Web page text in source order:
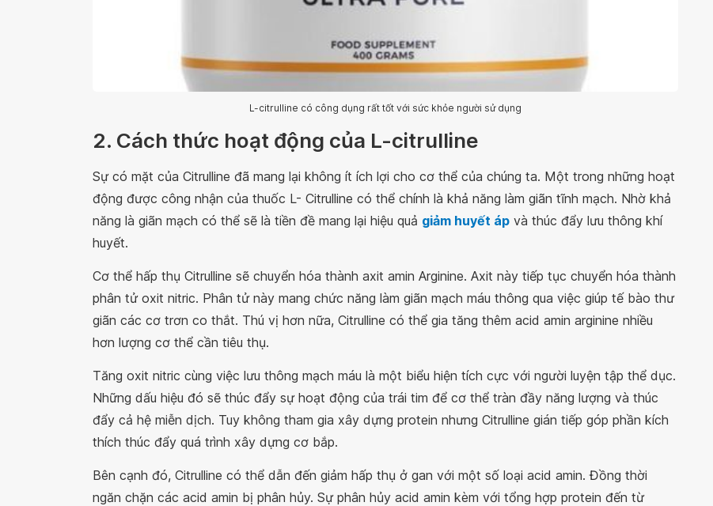
L-citrulline có công dụng rất tốt với sức khỏe người sử dụng
2. Cách thức hoạt động của L-citrulline
Sự có mặt của Citrulline đã mang lại không ít ích lợi cho cơ thể của chúng ta. Một trong những hoạt
động được công nhận của thuốc L- Citrulline có thể chính là khả năng làm giãn tĩnh mạch. Nhờ khả
năng là giãn mạch có thể sẽ là tiền đề mang lại hiệu quả giảm huyết áp và thúc đẩy lưu thông khí
huyết.
Cơ thể hấp thụ Citrulline sẽ chuyển hóa thành axit amin Arginine. Axit này tiếp tục chuyển hóa thành
phân tử oxit nitric. Phân tử này mang chức năng làm giãn mạch máu thông qua việc giúp tế bào thư
giãn các cơ trơn co thắt. Thú vị hơn nữa, Citrulline có thể gia tăng thêm acid amin arginine nhiều
hơn lượng cơ thể cần tiêu thụ.
Tăng oxit nitric cùng việc lưu thông mạch máu là một biểu hiện tích cực với người luyện tập thể dục.
Những dấu hiệu đó sẽ thúc đẩy sự hoạt động của trái tim để cơ thể tràn đầy năng lượng và thúc
đẩy cả hệ miễn dịch. Tuy không tham gia xây dựng protein nhưng Citrulline gián tiếp góp phần kích
thích thúc đẩy quá trình xây dựng cơ bắp.
Bên cạnh đó, Citrulline có thể dẫn đến giảm hấp thụ ở gan với một số loại acid amin. Đồng thời
ngăn chặn các acid amin bị phân hủy. Sự phân hủy acid amin kèm với tổng hợp protein đến từ